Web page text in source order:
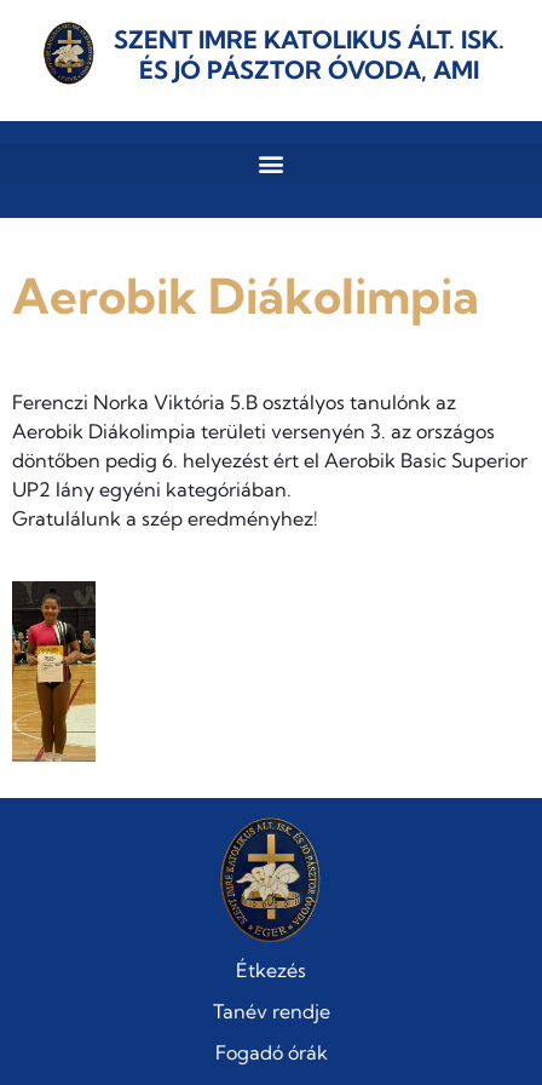
SZENT IMRE KATOLIKUS ÁLT. ISK.
ÉS JÓ PÁSZTOR ÓVODA, AMI
Aerobik Diákolimpia
Ferenczi Norka Viktória 5.B osztályos tanulónk az
Aerobik Diákolimpia területi versenyén 3. az országos
döntőben pedig 6. helyezést ért el Aerobik Basic Superior
UP2 lány egyéni kategóriában.
Gratulálunk a szép eredményhez!
Étkezés
Tanév rendje
Fogadó órák